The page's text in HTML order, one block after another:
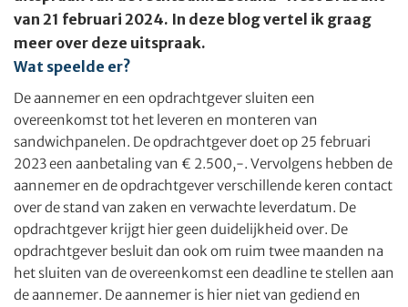
van 21 februari 2024. In deze blog vertel ik graag
meer over deze uitspraak.
Wat speelde er?
De aannemer en een opdrachtgever sluiten een
overeenkomst tot het leveren en monteren van
sandwichpanelen. De opdrachtgever doet op 25 februari
2023 een aanbetaling van € 2.500,-. Vervolgens hebben de
aannemer en de opdrachtgever verschillende keren contact
over de stand van zaken en verwachte leverdatum. De
opdrachtgever krijgt hier geen duidelijkheid over. De
opdrachtgever besluit dan ook om ruim twee maanden na
het sluiten van de overeenkomst een deadline te stellen aan
de aannemer. De aannemer is hier niet van gediend en